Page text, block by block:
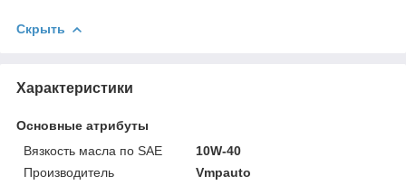
Скрыть
Характеристики
Основные атрибуты
Вязкость масла по SAE
10W-40
Производитель
Vmpauto